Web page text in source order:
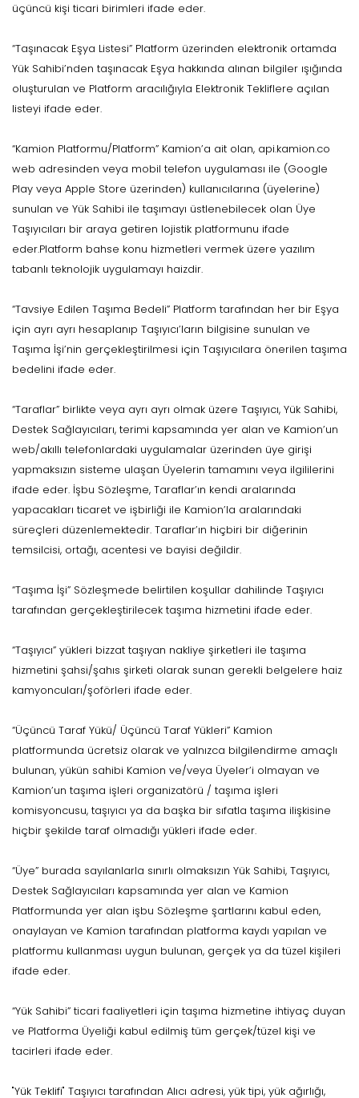
üçüncü kişi ticari birimleri ifade eder.
“Taşınacak Eşya Listesi” Platform üzerinden elektronik ortamda
Yük Sahibi’nden taşınacak Eşya hakkında alınan bilgiler ışığında
oluşturulan ve Platform aracılığıyla Elektronik Tekliflere açılan
listeyi ifade eder.
“Kamion Platformu/Platform” Kamion’a ait olan, api.kamion.co
web adresinden veya mobil telefon uygulaması ile (Google
Play veya Apple Store üzerinden) kullanıcılarına (üyelerine)
sunulan ve Yük Sahibi ile taşımayı üstlenebilecek olan Üye
Taşıyıcıları bir araya getiren lojistik platformunu ifade
eder.Platform bahse konu hizmetleri vermek üzere yazılım
tabanlı teknolojik uygulamayı haizdir.
“Tavsiye Edilen Taşıma Bedeli” Platform tarafından her bir Eşya
için ayrı ayrı hesaplanıp Taşıyıcı’ların bilgisine sunulan ve
Taşıma İşi’nin gerçekleştirilmesi için Taşıyıcılara önerilen taşıma
bedelini ifade eder.
“Taraflar” birlikte veya ayrı ayrı olmak üzere Taşıyıcı, Yük Sahibi,
Destek Sağlayıcıları, terimi kapsamında yer alan ve Kamion’un
web/akıllı telefonlardaki uygulamalar üzerinden üye girişi
yapmaksızın sisteme ulaşan Üyelerin tamamını veya ilgililerini
ifade eder. İşbu Sözleşme, Taraflar’ın kendi aralarında
yapacakları ticaret ve işbirliği ile Kamion’la aralarındaki
süreçleri düzenlemektedir. Taraflar’ın hiçbiri bir diğerinin
temsilcisi, ortağı, acentesi ve bayisi değildir.
“Taşıma İşi” Sözleşmede belirtilen koşullar dahilinde Taşıyıcı
tarafından gerçekleştirilecek taşıma hizmetini ifade eder.
“Taşıyıcı” yükleri bizzat taşıyan nakliye şirketleri ile taşıma
hizmetini şahsi/şahıs şirketi olarak sunan gerekli belgelere haiz
kamyoncuları/şoförleri ifade eder.
“Üçüncü Taraf Yükü/ Üçüncü Taraf Yükleri” Kamion
platformunda ücretsiz olarak ve yalnızca bilgilendirme amaçlı
bulunan, yükün sahibi Kamion ve/veya Üyeler’i olmayan ve
Kamion’un taşıma işleri organizatörü / taşıma işleri
komisyoncusu, taşıyıcı ya da başka bir sıfatla taşıma ilişkisine
hiçbir şekilde taraf olmadığı yükleri ifade eder.
“Üye” burada sayılanlarla sınırlı olmaksızın Yük Sahibi, Taşıyıcı,
Destek Sağlayıcıları kapsamında yer alan ve Kamion
Platformunda yer alan işbu Sözleşme şartlarını kabul eden,
onaylayan ve Kamion tarafından platforma kaydı yapılan ve
platformu kullanması uygun bulunan, gerçek ya da tüzel kişileri
ifade eder.
“Yük Sahibi” ticari faaliyetleri için taşıma hizmetine ihtiyaç duyan
ve Platforma Üyeliği kabul edilmiş tüm gerçek/tüzel kişi ve
tacirleri ifade eder.
"Yük Teklifi" Taşıyıcı tarafından Alıcı adresi, yük tipi, yük ağırlığı,